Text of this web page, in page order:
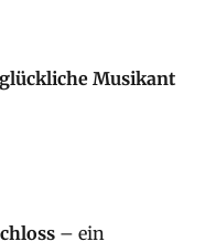
Musikant
– ein